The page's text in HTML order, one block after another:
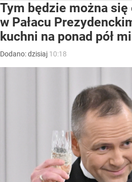
Tym będzie można się
w Pałacu
kuchni na ponad pół
Dodano:dzisiaj 10:18